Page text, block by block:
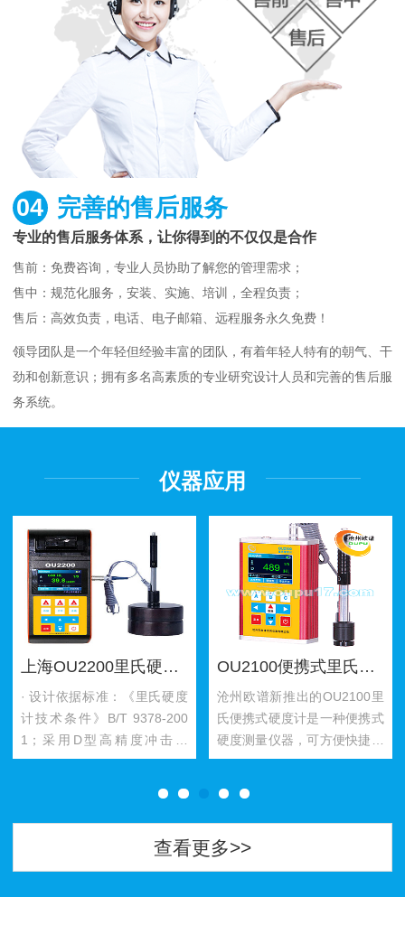
04 完善的售后服务
专业的售后服务体系，让你得到的不仅仅是合作
售前：免费咨询，专业人员协助了解您的管理需求；
售中：规范化服务，安装、实施、培训，全程负责；
售后：高效负责，电话、电子邮箱、远程服务永久免费！
领导团队是一个年轻但经验丰富的团队，有着年轻人特有的朝气、干
劲和创新意识；拥有多名高素质的专业研究设计人员和完善的售后服
务系统。
仪器应用
上海OU2200里氏硬度计
· 设计依据标准：《里氏硬度
计技术条件》B/T 9378-200
1；采用D型高精度冲击装
置，可以对多种金属材料进行
OU2100便携式里氏硬度计
沧州欧谱新推出的OU2100里
氏便携式硬度计是一种便携式
硬度测量仪器，可方便快捷地
对对多种金属材料进行测量，
查看更多>>